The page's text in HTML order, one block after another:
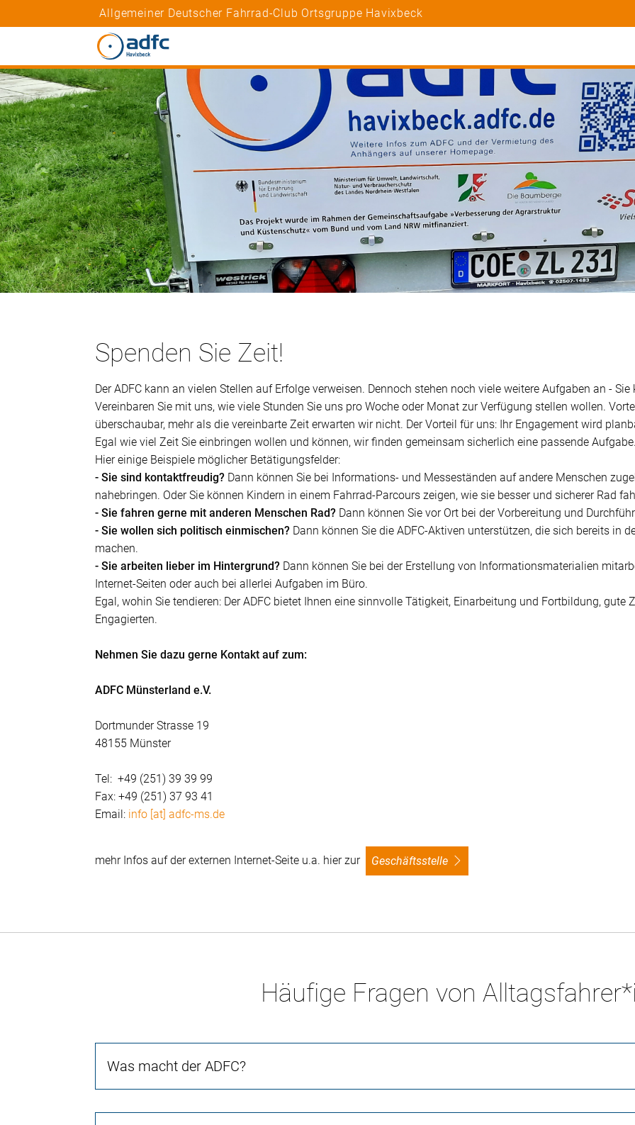
Allgemeiner Deutscher Fahrrad-Club Ortsgruppe Havixbeck
Spenden Sie Zeit!
Der ADFC kann an vielen Stellen auf Erfolge verweisen. Dennoch stehen noch viele weitere Aufgaben an -
Vereinbaren Sie mit uns, wie viele Stunden Sie uns pro Woche oder Monat zur Verfügung stellen wollen.
überschaubar, mehr als die vereinbarte Zeit erwarten wir nicht. Der Vorteil für uns: Ihr Engagement wird
Egal wie viel Zeit Sie einbringen wollen und können, wir finden gemeinsam sicherlich eine passende Aufgabe.
Hier einige Beispiele möglicher Betätigungsfelder:
-Sie sind kontaktfreudig? Dann können Sie bei Informations- und Messeständen auf andere Menschen
nahebringen. Oder Sie können Kindern in einem Fahrrad-Parcours zeigen, wie sie besser und sicherer Rad
-Sie fahren gerne mit anderen Menschen Rad? Dann können Sie vor Ort bei der Vorbereitung und
-Sie wollen sich politisch einmischen? Dann können Sie die ADFC-Aktiven unterstützen, die sich bereits in
machen.
-Sie arbeiten lieber im Hintergrund? Dann können Sie bei der Erstellung von Informationsmaterialien
Internet-Seiten oder auch bei allerlei Aufgaben im Büro.
Egal, wohin Sie tendieren: Der ADFC bietet Ihnen eine sinnvolle Tätigkeit, Einarbeitung und Fortbildung,
Engagierten.
Nehmen Sie dazu gerne Kontakt auf zum:
ADFC Münsterland e.V.
Dortmunder Strasse 19
48155 Münster
Tel: +49 (251) 39 39 99
Fax: +49 (251) 37 93 41
Email: info [at] adfc-ms.de
mehr Infos auf der externen Internet-Seite u.a. hier zur Geschäftsstelle
Häufige Fragen von
Was macht der ADFC?